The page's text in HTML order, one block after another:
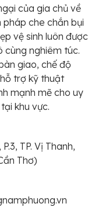
của gia chủ về
pháp che chắn bụi
vệ sinh luôn được
cùng nghiêm túc.
giao, chế độ
trợ kỹ thuật
mạnh mẽ cho uy
khu vực.
TP. Vị Thanh,
Thơ)